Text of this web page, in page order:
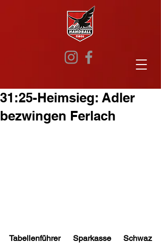
31:25-Heimsieg: Adler
bezwingen Ferlach
Tabellenführer Sparkasse Schwaz